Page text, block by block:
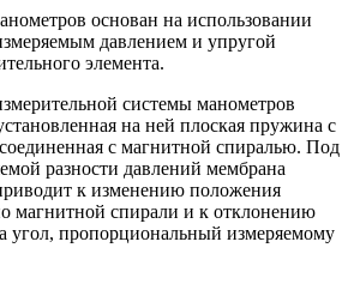
основан на использовании
давлением и упругой
элемента.
системы манометров
на ней плоская пружина с
с магнитной спиралью. Под
разности давлений мембрана
к изменению положения
магнитной спирали и к отклонению
угол, пропорциональный измеряемому